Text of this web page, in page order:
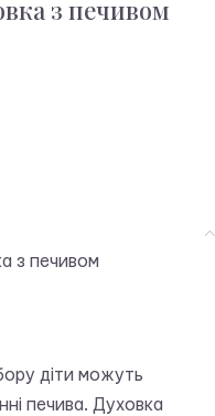
з печивом
з печивом
діти можуть
печива. Духовка